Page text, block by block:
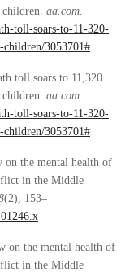
aa.com
toll-soars-to-11-320-
children/3053701#
toll soars to 11,320
aa.com
toll-soars-to-11-320-
children/3053701#
the mental health of
in the Middle
(2), 153–
on the mental health of
in the Middle